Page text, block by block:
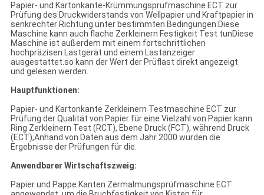
Papier- und Kartonkante-Krümmungsprüfmaschine ECT zur
Prüfung des Druckwiderstands von Wellpapier und Kraftpapier in
senkrechter Richtung unter bestimmten Bedingungen.Diese
Maschine kann auch flache Zerkleinern Festigkeit Test tunDiese
Maschine ist außerdem mit einem fortschrittlichen
hochpräzisen Lastgerät und einem Lastanzeiger
ausgestattet.so kann der Wert der Prüflast direkt angezeigt
und gelesen werden.
Hauptfunktionen:
Papier- und Kartonkante Zerkleinern Testmaschine ECT zur
Prüfung der Qualität von Papier für eine Vielzahl von Papier kann
Ring Zerkleinern Test (RCT), Ebene Druck (FCT), während Druck
(ECT),Anhand von Daten aus dem Jahr 2000 wurden die
Ergebnisse der Prüfungen für die.
Anwendbarer Wirtschaftszweig:
Papier und Pappe Kanten Zermalmungsprüfmaschine ECT